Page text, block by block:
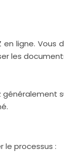
ligne.
les
le processus :